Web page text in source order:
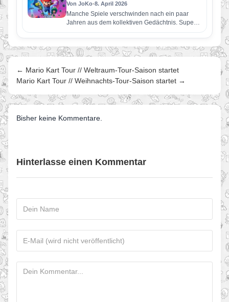
Von JoKo•8. April 2026
Manche Spiele verschwinden nach ein paar
Jahren aus dem kollektiven Gedächtnis. Super
Mario Galaxy nicht. Erschienen im November…
← Mario Kart Tour // Weltraum-Tour-Saison startet
Mario Kart Tour // Weihnachts-Tour-Saison startet →
Bisher keine Kommentare.
Hinterlasse einen Kommentar